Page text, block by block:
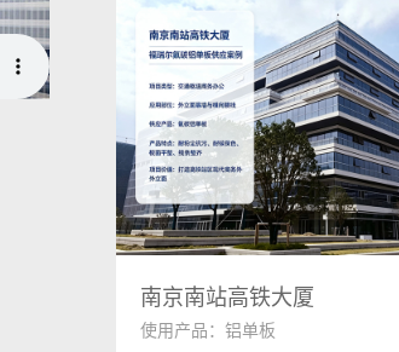
南京南站高铁大厦
使用产品：铝单板